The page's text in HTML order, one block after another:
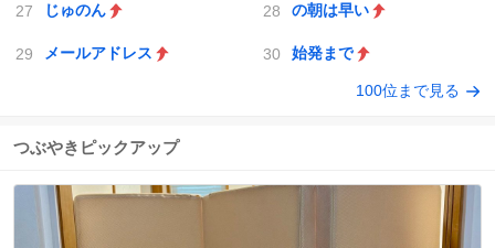
じゅのん の朝は早い
メールアドレス 始発まで
100位まで見る
つぶやきピックアップ